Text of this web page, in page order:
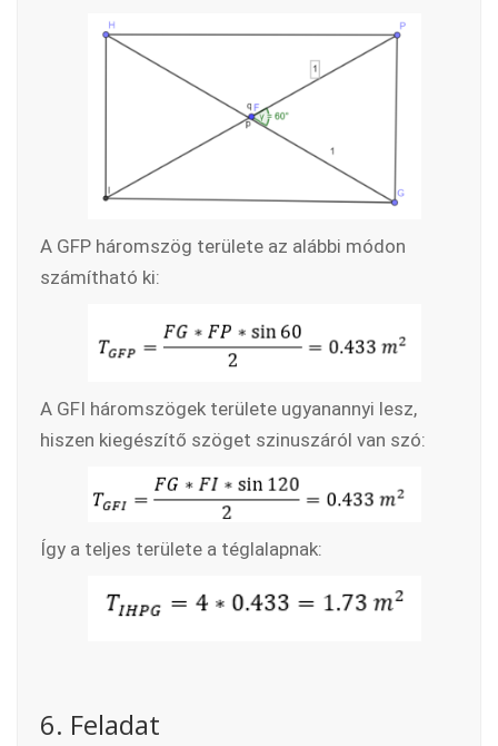
A GFP háromszög területe az alábbi módon
számítható ki:
A GFI háromszögek területe ugyanannyi lesz,
hiszen kiegészítő szöget szinuszáról van szó:
Így a teljes területe a téglalapnak:
6. Feladat